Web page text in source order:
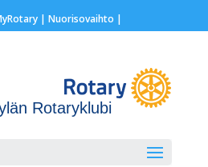
| Nuorisovaihto |
Rotaryklubi